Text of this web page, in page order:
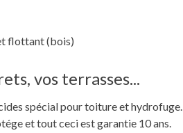
flottant (bois)
vos terrasses...
spécial pour toiture et hydrofuge.
et tout ceci est garantie 10 ans.